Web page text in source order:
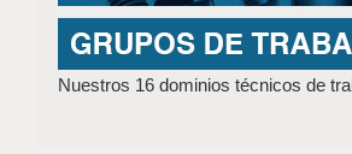
Nuestros 16 dominios técnicos de